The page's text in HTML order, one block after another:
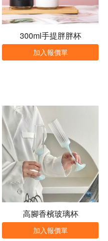
300ml手提胖胖杯
加入報價單
高腳香檳玻璃杯
加入報價單